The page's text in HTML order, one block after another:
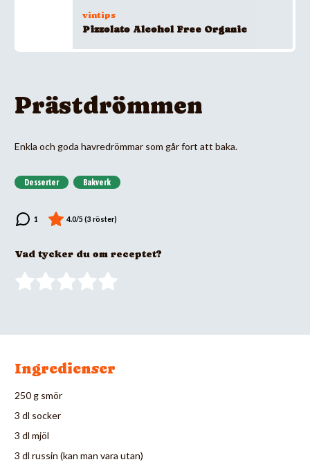
vintips
Pizzolato Alcohol Free Organic
Prästdrömmen
Enkla och goda havredrömmar som går fort att baka.
Desserter Bakverk
Vad tycker du om receptet?
Ingredienser
250 g smör
3 dl socker
3 dl mjöl
3 dl russin (kan man vara utan)